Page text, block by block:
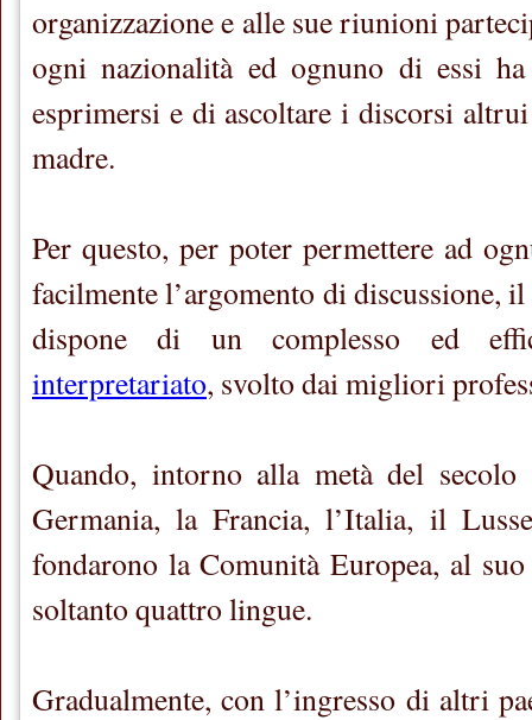
organizzazione e alle sue riunioni
ogni nazionalità ed ognuno di essi
esprimersi e di ascoltare i discorsi
madre.
Per questo, per poter permettere ad
facilmente l’argomento di discussione,
dispone di un complesso ed
interpretariato, svolto dai migliori
Quando, intorno alla metà del
Germania, la Francia, l’Italia, il
fondarono la Comunità Europea, al
soltanto quattro lingue.
Gradualmente, con l’ingresso di altri